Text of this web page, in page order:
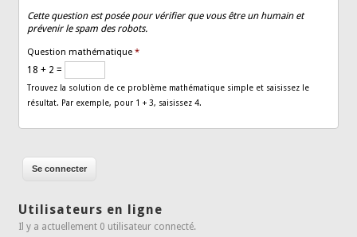
Cette question est posée pour vérifier que vous être un humain et
prévenir le spam des robots.
Question mathématique*
18 + 2 =
Trouvez la solution de ce problème mathématique simple et saisissez le
résultat. Par exemple, pour 1 + 3, saisissez 4.
Utilisateurs en ligne
Il y a actuellement 0 utilisateur connecté.